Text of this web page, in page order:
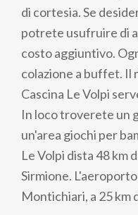
di cortesia. Se
potrete usufruire di
costo aggiuntivo.
colazione a buffet.
Cascina Le Volpi
In loco troverete un
un'area giochi per
Le Volpi dista 48 km
Sirmione.
Montichiari, a 25 km